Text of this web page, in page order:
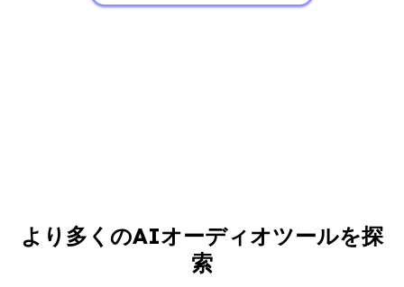
より多くのAIオーディオツールを探
索